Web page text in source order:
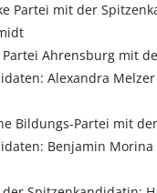
Partei mit der
Partei Ahrensburg mit
Alexandra
Bildungs-Partei mit
Benjamin